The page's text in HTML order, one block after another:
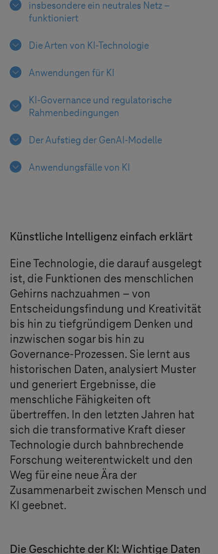
insbesondere ein neutrales Netz –
funktioniert
Die Arten von KI-Technologie
Anwendungen für KI
KI-Governance und regulatorische
Rahmenbedingungen
Der Aufstieg der GenAI-Modelle
Anwendungsfälle von KI
Künstliche Intelligenz einfach erklärt
Eine Technologie, die darauf ausgelegt
ist, die Funktionen des menschlichen
Gehirns nachzuahmen – von
Entscheidungsfindung und Kreativität
bis hin zu tiefgründigem Denken und
inzwischen sogar bis hin zu
Governance-Prozessen. Sie lernt aus
historischen Daten, analysiert Muster
und generiert Ergebnisse, die
menschliche Fähigkeiten oft
übertreffen. In den letzten Jahren hat
sich die transformative Kraft dieser
Technologie durch bahnbrechende
Forschung weiterentwickelt und den
Weg für eine neue Ära der
Zusammenarbeit zwischen Mensch und
KI geebnet.
Die Geschichte der KI: Wichtige Daten